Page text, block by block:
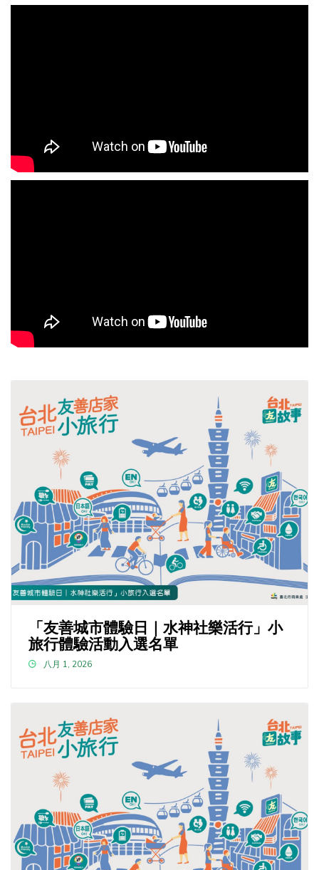
「友善城市體驗日｜水神社樂活行」小
旅行體驗活動入選名單
八月 1, 2026